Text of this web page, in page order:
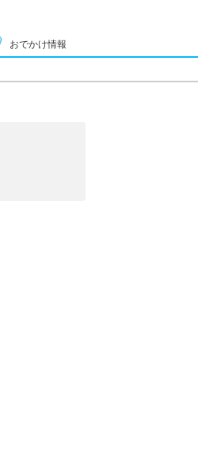
おでかけ情報